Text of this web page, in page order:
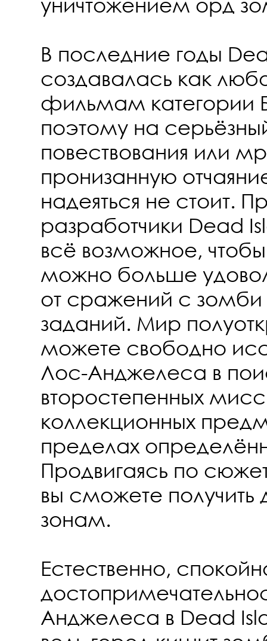
В последние годы
создавалась как
фильмам категории Б
поэтому на
повествования или
пронизанную
надеяться не стоит.
разработчики Dead
всё возможное,
можно больше
от сражений с
заданий. Мир
можете свободно
Лос-Анджелеса в
второстепенных
коллекционных
пределах
Продвигаясь по
вы сможете получить
зонам.
Естественно,
Анджелеса в Dead